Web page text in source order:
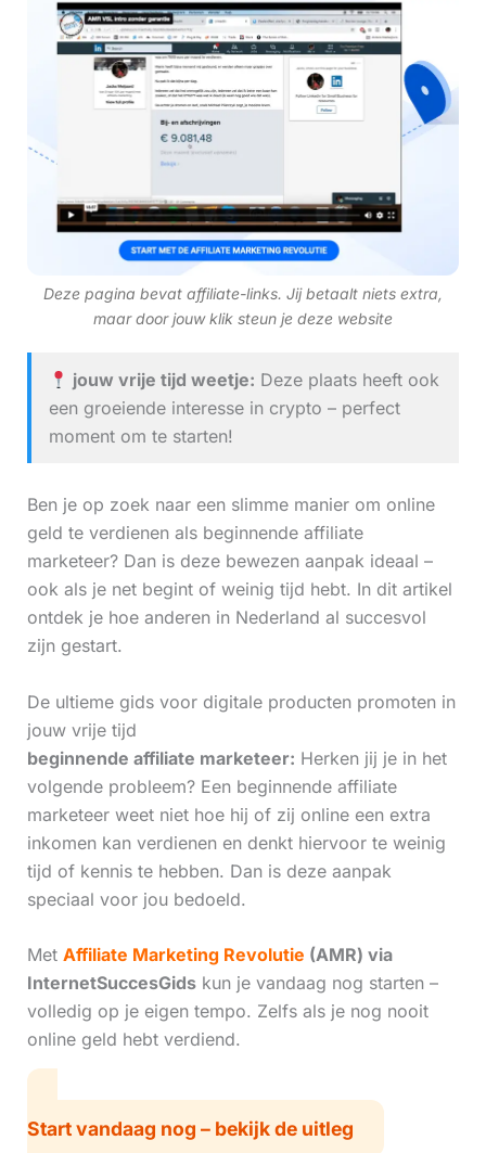
Deze pagina bevat affiliate-links. Jij betaalt niets extra,
maar door jouw klik steun je deze website
jouw vrije tijd weetje: Deze plaats heeft ook
een groeiende interesse in crypto – perfect
moment om te starten!
Ben je op zoek naar een slimme manier om online
geld te verdienen als beginnende affiliate
marketeer? Dan is deze bewezen aanpak ideaal –
ook als je net begint of weinig tijd hebt. In dit artikel
ontdek je hoe anderen in Nederland al succesvol
zijn gestart.
De ultieme gids voor digitale producten promoten in
jouw vrije tijd
beginnende affiliate marketeer: Herken jij je in het
volgende probleem? Een beginnende affiliate
marketeer weet niet hoe hij of zij online een extra
inkomen kan verdienen en denkt hiervoor te weinig
tijd of kennis te hebben. Dan is deze aanpak
speciaal voor jou bedoeld.
Met Affiliate Marketing Revolutie (AMR) via
InternetSuccesGidskun je vandaag nog starten –
volledig op je eigen tempo. Zelfs als je nog nooit
online geld hebt verdiend.
Start vandaag nog – bekijk de uitleg